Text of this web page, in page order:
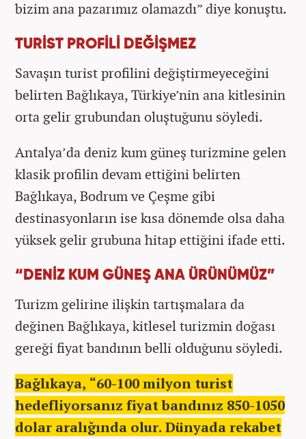
bizim ana pazarımız olamazdı” diye konuştu.
TURİST PROFİLİ DEĞİŞMEZ
Savaşın turist profilini değiştirmeyeceğini
belirten Bağlıkaya, Türkiye’nin ana kitlesinin
orta gelir grubundan oluştuğunu söyledi.
Antalya’da deniz kum güneş turizmine gelen
klasik profilin devam ettiğini belirten
Bağlıkaya, Bodrum ve Çeşme gibi
destinasyonların ise kısa dönemde olsa daha
yüksek gelir grubuna hitap ettiğini ifade etti.
“DENİZ KUM GÜNEŞ ANA ÜRÜNÜMÜZ”
Turizm gelirine ilişkin tartışmalara da
değinen Bağlıkaya, kitlesel turizmin doğası
gereği fiyat bandının belli olduğunu söyledi.
Bağlıkaya, “60-100 milyon turist
hedefliyorsanız fiyat bandınız 850-1050
dolar aralığında olur. Dünyada rekabet